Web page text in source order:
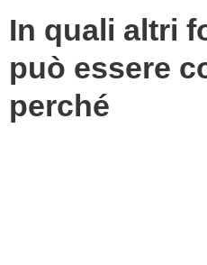
possono aprire i file WAV
multimediali locali, editor
online, DAW e altro ancora. È
file WAV utilizzando il lettore
smartphone Android e iOS.